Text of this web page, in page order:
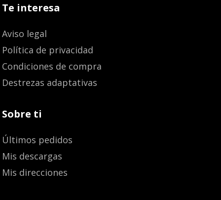
Te interesa
Aviso legal
Política de privacidad
Condiciones de compra
Destrezas adaptativas
Sobre ti
Últimos pedidos
Mis descargas
Mis direcciones